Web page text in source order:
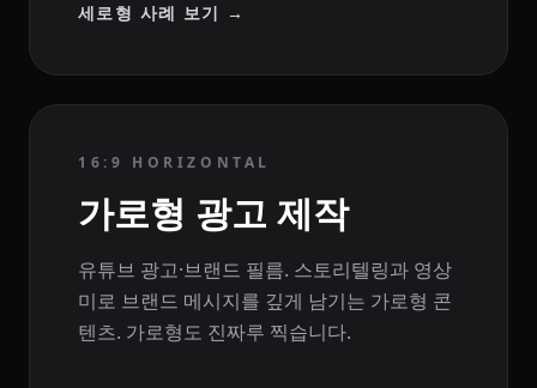
세로형 사례 보기 →
16:9 HORIZONTAL
가로형 광고 제작
유튜브 광고·브랜드 필름. 스토리텔링과 영상
미로 브랜드 메시지를 깊게 남기는 가로형 콘
텐츠. 가로형도 진짜루 찍습니다.